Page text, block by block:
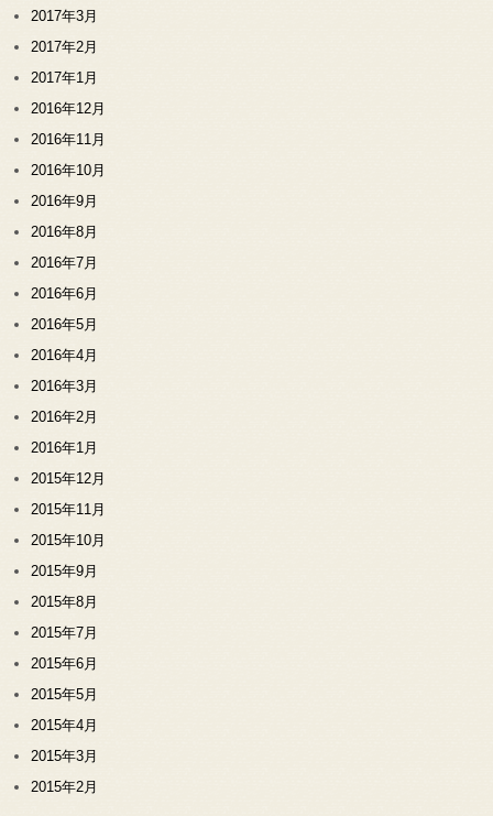
2017年3月
2017年2月
2017年1月
2016年12月
2016年11月
2016年10月
2016年9月
2016年8月
2016年7月
2016年6月
2016年5月
2016年4月
2016年3月
2016年2月
2016年1月
2015年12月
2015年11月
2015年10月
2015年9月
2015年8月
2015年7月
2015年6月
2015年5月
2015年4月
2015年3月
2015年2月